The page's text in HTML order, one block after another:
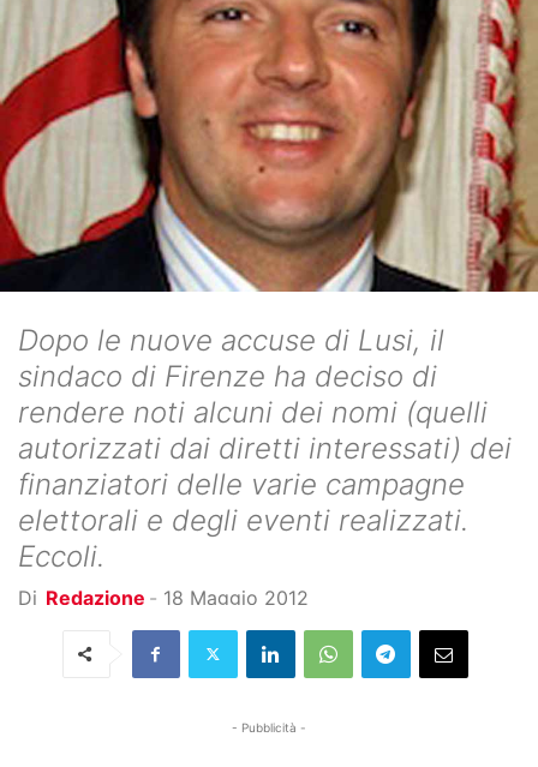
Dopo le nuove accuse di Lusi, il
sindaco di Firenze ha deciso di
rendere noti alcuni dei nomi (quelli
autorizzati dai diretti interessati) dei
finanziatori delle varie campagne
elettorali e degli eventi realizzati.
Eccoli.
Di Redazione - 18 Maggio 2012
- Pubblicità -